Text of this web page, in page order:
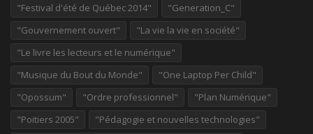
"Festival d'été de Québec 2014"
"Generation_C"
"Gouvernement ouvert"
"La vie la vie en société"
"Le livre les lecteurs et le numérique"
"Musique du Bout du Monde"
"One Laptop Per Child"
"Opossum"
"Ordre professionnel"
"Plan Numérique"
"Poitiers 2005"
"Pédagogie et nouvelles technologies"